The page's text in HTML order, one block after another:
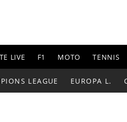
LIVE F1 MOTO TENNIS
LEAGUE EUROPA L.